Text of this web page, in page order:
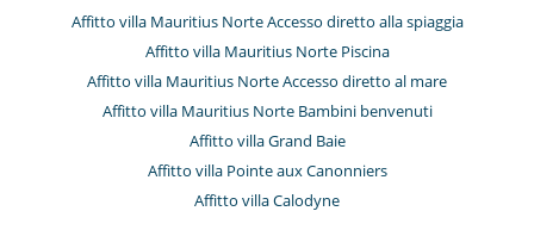
Affitto villa Mauritius Norte Accesso diretto alla spiaggia
Affitto villa Mauritius Norte Piscina
Affitto villa Mauritius Norte Accesso diretto al mare
Affitto villa Mauritius Norte Bambini benvenuti
Affitto villa Grand Baie
Affitto villa Pointe aux Canonniers
Affitto villa Calodyne